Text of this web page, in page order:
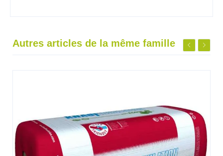
Autres articles de la même famille